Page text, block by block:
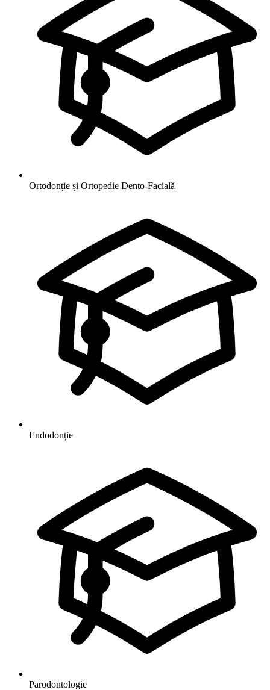
Ortodonție și Ortopedie Dento-Facială
Endodonție
Parodontologie